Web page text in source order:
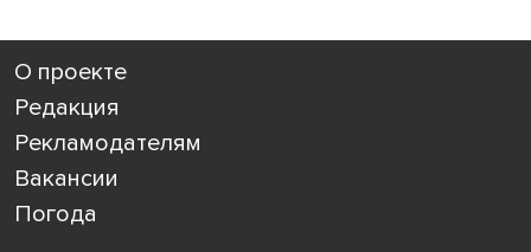
О проекте
Редакция
Рекламодателям
Вакансии
Погода